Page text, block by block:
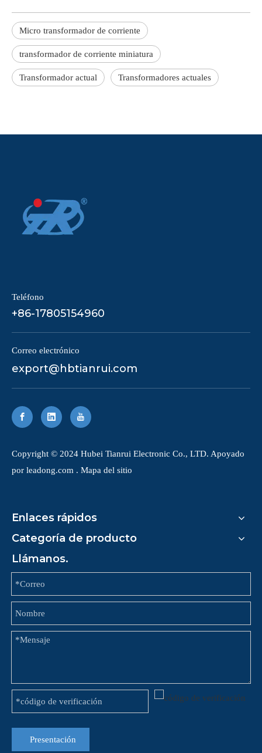
Micro transformador de corriente
transformador de corriente miniatura
Transformador actual Transformadores actuales
Teléfono
+86-17805154960
Correo electrónico
export@hbtianrui.com
Copyright © 2024 Hubei Tianrui Electronic Co., LTD. Apoyado
por leadong.com . Mapa del sitio
Enlaces rápidos
Categoría de producto
Llámanos.
Presentación